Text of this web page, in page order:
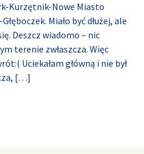
Kurzętnik-Nowe Miasto
Miało być dłużej, ale
Deszcz wiadomo – nic
terenie zwłaszcza. Więc
Uciekałam główną i nie był
[…]